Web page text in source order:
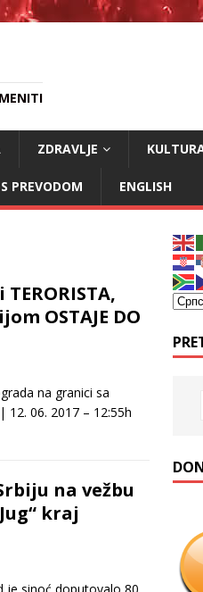
ZDRAVLJE
PREVODOM ENGLISH
OSTAJE DO
na granici sa
12. 06. 2017 – 12:55h
na vežbu
kraj